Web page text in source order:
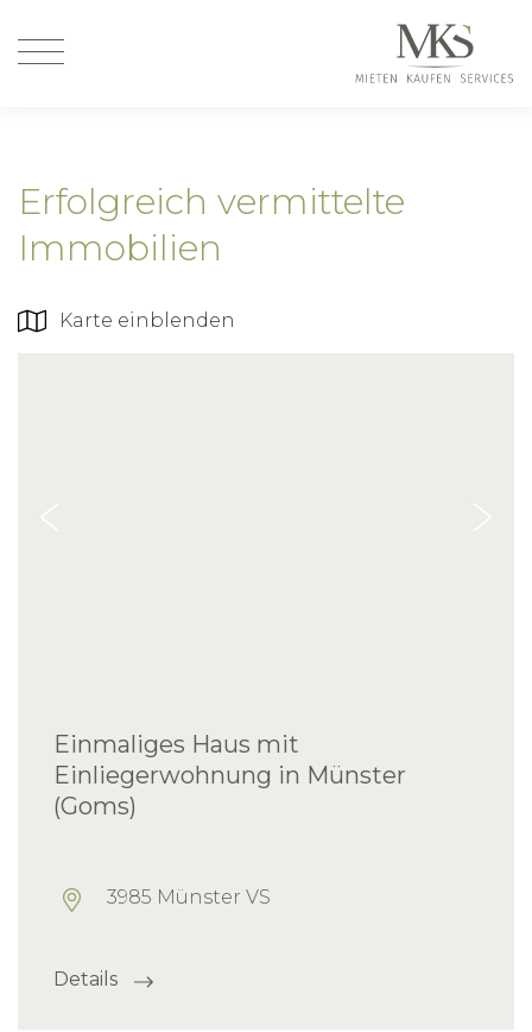
Erfolgreich vermittelte
Immobilien
Karte einblenden
Einmaliges Haus mit
Einliegerwohnung in Münster
(Goms)
3985 Münster VS
Details